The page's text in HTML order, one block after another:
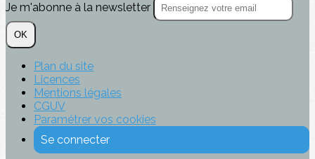
Je m'abonne à la newsletter
OK
Plan du site
Licences
Mentions légales
CGUV
Paramétrer vos cookies
Se connecter